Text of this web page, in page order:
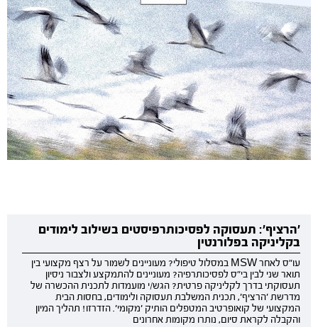
'הרציף': תעסוקה לפסיכותרפיסטים בשילוב לימודים
בקליניקה בפלורנטין
עו"ס לאחר MSW במסלול טיפולי? מעוניינים לשמור על רצף מקצועי בין
תואר שני לבין בי"ס לפסיכותרפיה? מעוניינים להתמקצע ולצבור ניסיון
תעסוקתי בדרך לקליניקה פרטית? הגש/י מועמדות לתכנית ההכשרה של
מדרשת 'הרציף', תכנית המשלבת תעסוקה ולימודים, בחסות הבית
המקצועי של קואופרטיב המטפלים הותיק 'מקומי'. הזדרזו! תהליך המיון
והקבלה לקראת סיום, נותרו מקומות אחרונים